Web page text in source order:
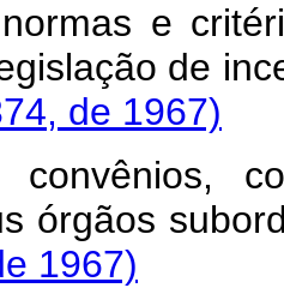
e
legislação
de 1967)
convênios,
órgãos
1967)